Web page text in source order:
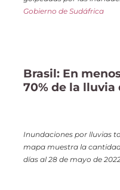
Gobierno de Sudáfrica
Brasil: En
70% de la lluvia
Inundaciones por lluvias
mapa muestra la
días al 28 de mayo de